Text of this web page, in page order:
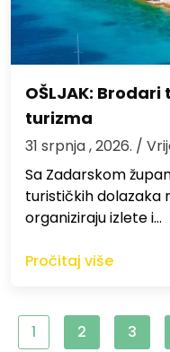
OŠLJAK:
turizma
31 srpnja , 2026. /
Sa Zadarskom
turističkih dolazaka
organiziraju izlete i…
Pročitaj više
1 2 3